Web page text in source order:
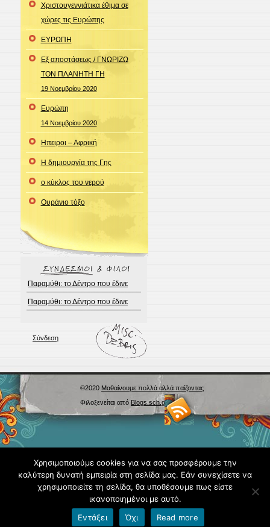
Χριστουγεννιάτικα έθιμα σε
χώρες τις Ευρώπης
ΕΥΡΩΠΗ
Εξ αποστάσεως / ΓΝΩΡΙΖΩ
ΤΟΝ ΠΛΑΝΗΤΗ ΓΗ
19 Νοεμβρίου 2020
Ευρώπη
14 Νοεμβρίου 2020
Ηπειροι – Αφρική
Η δημιουργία της Γης
ο κύκλος του νερού
Ουράνιο τόξο
Παραμύθι: το Δέντρο που έδινε
Παραμύθι: το Δέντρο που έδινε
Σύνδεση
©2020 Μαθαίνουμε πολλά αλλά παίζοντας
Φιλοξενείται από Blogs.sch.gr
Χρησιμοποιούμε cookies για να σας προσφέρουμε την
καλύτερη δυνατή εμπειρία στη σελίδα μας. Εάν συνεχίσετε να
χρησιμοποιείτε τη σελίδα, θα υποθέσουμε πως είστε
ικανοποιημένοι με αυτό.
Εντάξει
Όχι Read more